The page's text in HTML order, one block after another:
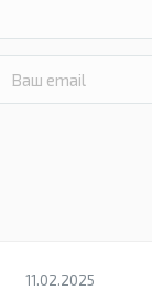
11.02.2025